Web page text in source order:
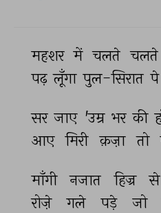
महशर में चलते चलते
पढ़ लूँगा पुल-सिरात पे
सर जाए 'उम्र भर की
आए मिरी क़ज़ा तो
माँगी नजात हिज्र से
रोज़े
गले पड़े जो